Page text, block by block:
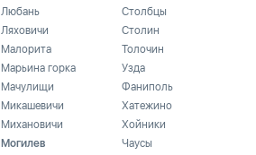
Любань
Ляховичи
Малорита
Марьина горка
Мачулищи
Микашевичи
Михановичи
Могилев
Столбцы
Столин
Толочин
Узда
Фаниполь
Хатежино
Хойники
Чаусы